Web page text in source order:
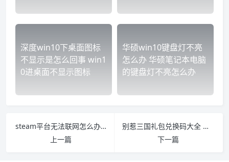
深度win10下桌面图标
不显示是怎么回事 win1
0进桌面不显示图标
华硕win10键盘灯不亮
怎么办 华硕笔记本电脑
的键盘灯不亮怎么办
steam平台无法联网怎么办 steam不能联网怎么办
上一篇
别惹三国礼包兑换码大全 三国帮兑换码
下一篇